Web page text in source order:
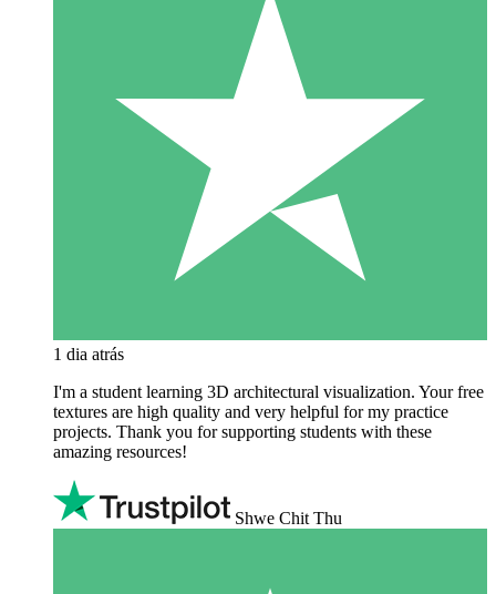
1 dia atrás
I'm a student learning 3D architectural visualization. Your free
textures are high quality and very helpful for my practice
projects. Thank you for supporting students with these
amazing resources!
Shwe Chit Thu